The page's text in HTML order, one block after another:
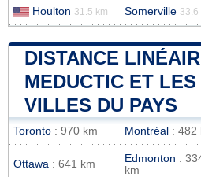
Houlton 31.5 km Somerville 33.6
DISTANCE
MEDUCTIC ET
VILLES DU PAYS
Toronto : 970 km Montréal : 482
Ottawa : 641 km Edmonton :
km